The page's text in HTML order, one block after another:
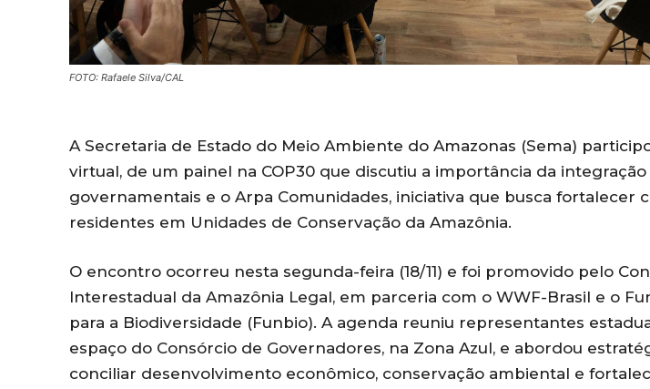
FOTO: Rafaele Silva/CAL
A Secretaria de Estado do Meio Ambiente do Amazonas (Sema)
virtual, de um painel na COP30 que discutiu a importância da
governamentais e o Arpa Comunidades, iniciativa que busca fortalecer
residentes em Unidades de Conservação da Amazônia.
O encontro ocorreu nesta segunda-feira (18/11) e foi promovido pelo
Interestadual da Amazônia Legal, em parceria com o WWF-Brasil e o
para a Biodiversidade (Funbio). A agenda reuniu representantes
espaço do Consórcio de Governadores, na Zona Azul, e abordou
conciliar desenvolvimento econômico, conservação ambiental e